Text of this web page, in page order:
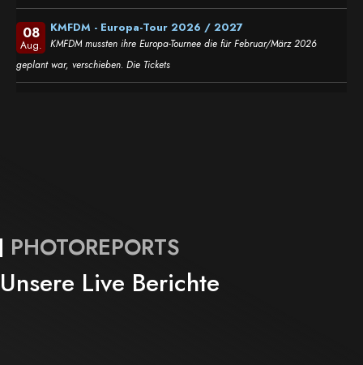
08
Aug.
KMFDM - Europa-Tour 2026 / 2027
KMFDM mussten ihre Europa-Tournee die für Februar/März 2026
geplant war, verschieben. Die Tickets
PHOTOREPORTS
Unsere Live Berichte